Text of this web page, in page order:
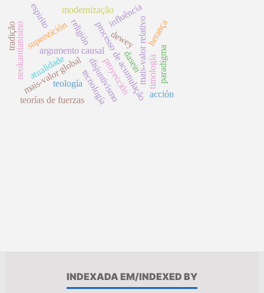
argumento causal
superstición
proyección
processo de acumulação
mais-valor global mais-valor relativo
disjuntivismo
religión
tecnología
dewey
teología
espirito influência
neokantianismo dasein
herança
modernização
tradição
timología
teorías de fuerzas
acción
atualidade paradigma
INDEXADA EM/INDEXED BY